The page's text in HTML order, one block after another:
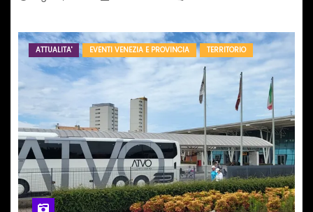
ATTUALITA' EVENTI VENEZIA E PROVINCIA TERRITORIO